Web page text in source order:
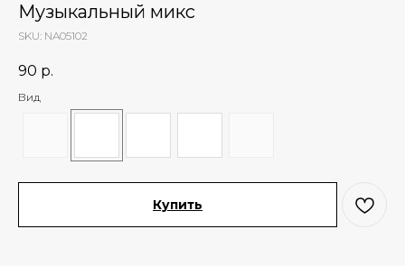
Музыкальный микс
SKU: NA05102
90 р.
Вид
Купить